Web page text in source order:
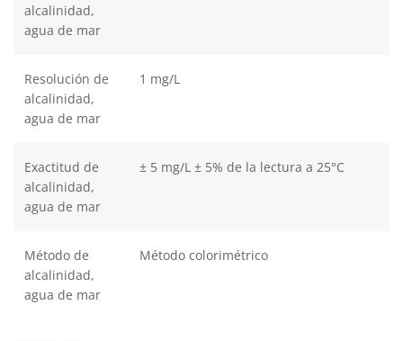
alcalinidad,
agua de mar
Resolución de
alcalinidad,
agua de mar
1 mg/L
Exactitud de
alcalinidad,
agua de mar
± 5 mg/L ± 5% de la lectura a 25°C
Método de
alcalinidad,
agua de mar
Método colorimétrico